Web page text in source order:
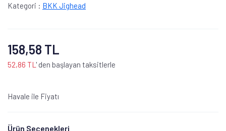
Kategori : BKK Jighead
158,58 TL
52,86 TL ' den başlayan taksitlerle
Havale ile Fiyatı
Ürün Seçenekleri